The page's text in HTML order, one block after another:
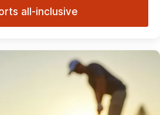
all-inclusive